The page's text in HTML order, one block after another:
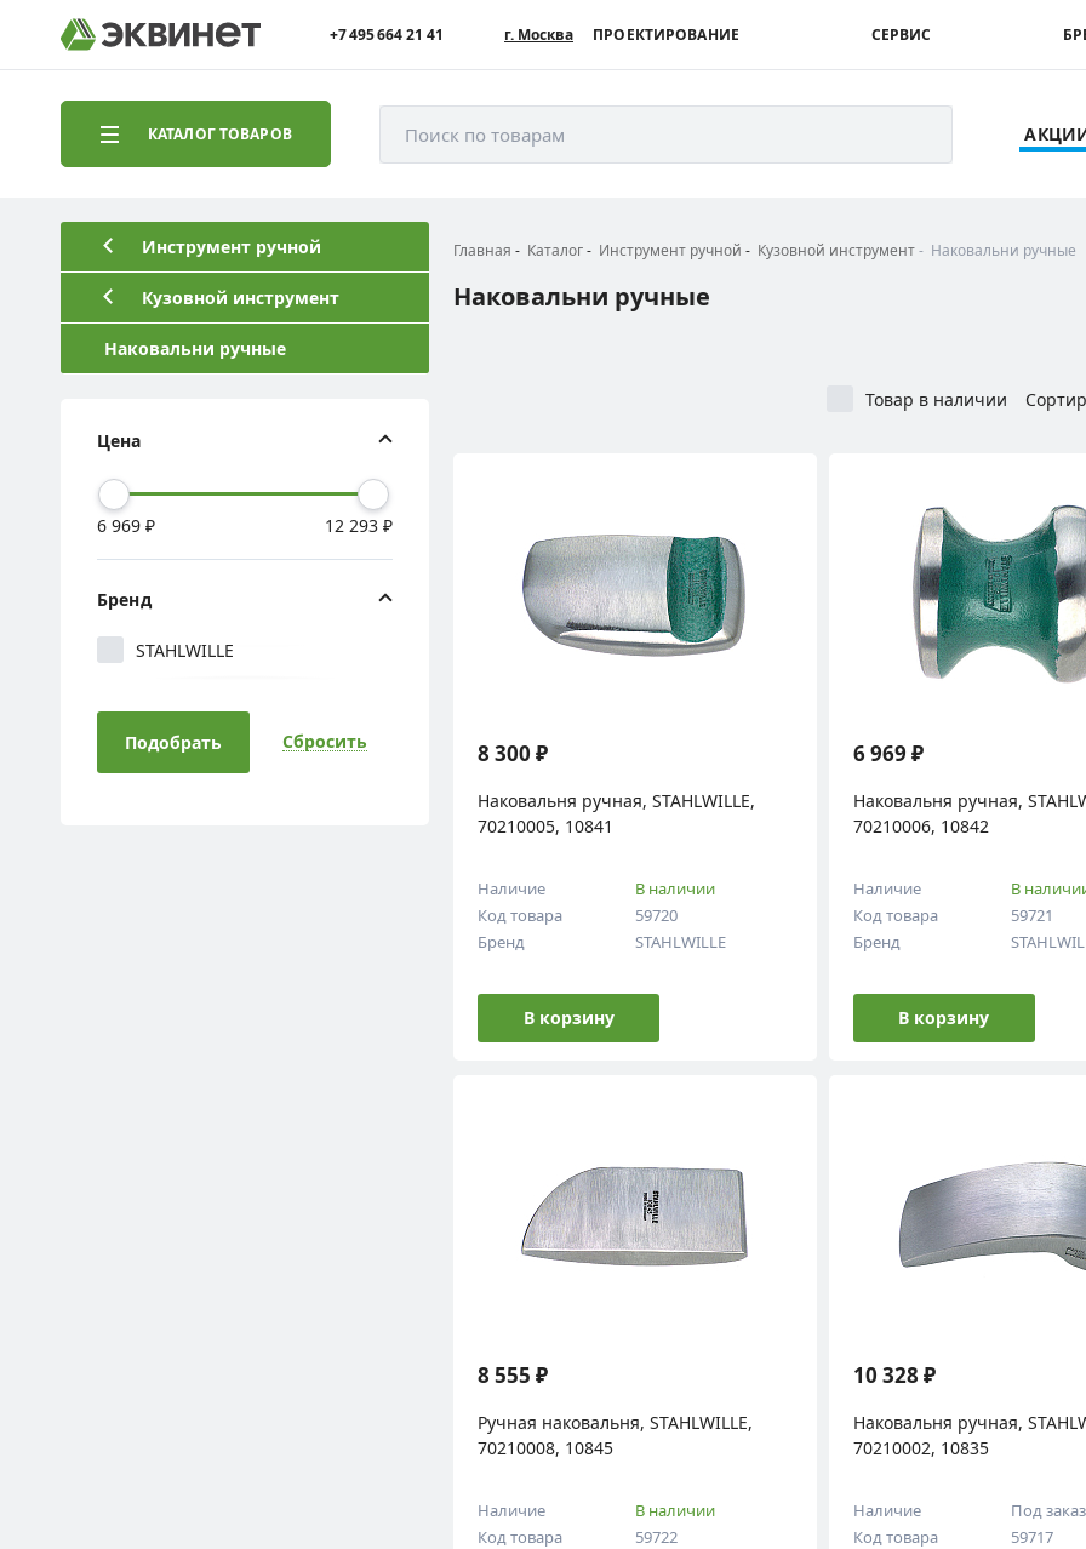
+7 495 664 21 41 г. Москва ПРОЕКТИРОВАНИЕ СЕРВИС
КАТАЛОГ ТОВАРОВ Поиск по товарам
Инструмент ручной
Кузовной инструмент
Наковальни ручные
Цена
6 969 ₽ 12 293 ₽
Бренд
STAHLWILLE
Подобрать Сбросить
Главная Каталог Инструмент ручной Кузовной инструмент Наковальни ручные
Наковальни ручные
Товар в наличии
8 300 ₽
Наковальня ручная, STAHLWILLE,
70210005, 10841
Наличие
В наличии
Код товара
59720
Бренд
STAHLWILLE
В корзину
6 969 ₽
Наковальня ручная,
70210006, 10842
Наличие
В
Код товара
59721
Бренд
В корзину
8 555 ₽
Ручная наковальня, STAHLWILLE,
70210008, 10845
Наличие
В наличии
Код товара
59722
10 328 ₽
Наковальня ручная,
70210002, 10835
Наличие
Под заказ
Код товара
59717